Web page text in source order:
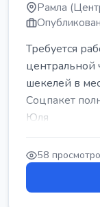
Рамла
Требуется
центральной
шекелей в
Соцпакет
Юля
58